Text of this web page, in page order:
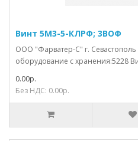
Винт 5М3-5-КЛРФ; 3ВОФ
ООО "Фарватер-С" г. Севастополь
оборудование с хранения:5228
0.00р.
Без НДС: 0.00р.